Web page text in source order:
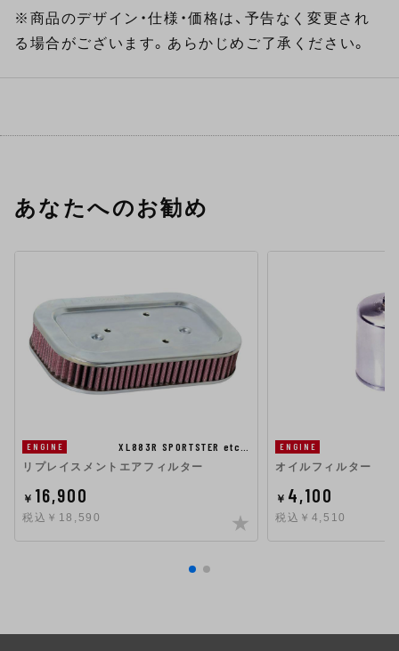
※商品のデザイン・仕様・価格は、予告なく変更され
る場合がございます。あらかじめご了承ください。
あなたへのお勧め
ENGINE
XL883R SPORTSTER etc…
リプレイスメントエアフィルター
￥ 16,900
税込￥18,590
ENGINE
オイルフィルター
￥ 4,100
税込￥4,510